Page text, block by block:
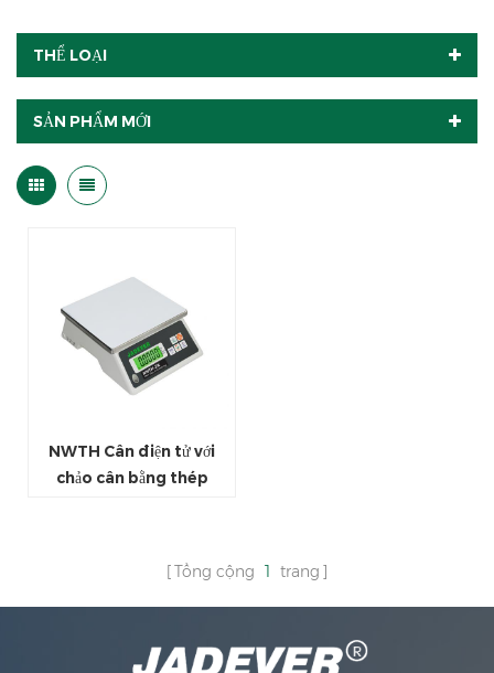
THỂ LOẠI
SẢN PHẨM MỚI
NWTH Cân điện tử với
chảo cân bằng thép
Tổng cộng 1 trang